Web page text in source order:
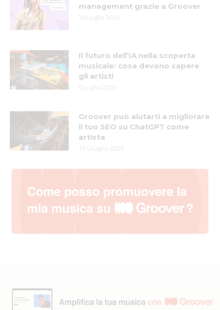
management grazie a Groover
30 Luglio 2026
Il futuro dell’IA nella scoperta
musicale: cosa devono sapere
gli artisti
6 Luglio 2026
Groover può aiutarti a migliorare
il tuo SEO su ChatGPT come
artista
15 Giugno 2026